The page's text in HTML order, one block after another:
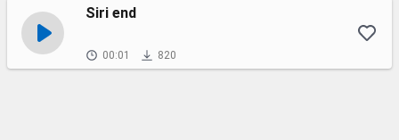
Siri end
00:01 820